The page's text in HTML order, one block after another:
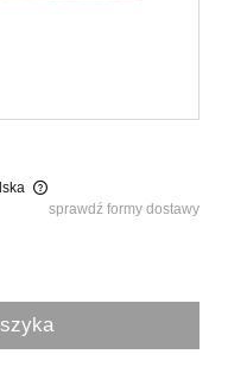
płatności
sprawdź formy dostawy